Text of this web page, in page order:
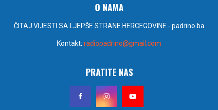
O NAMA
ČITAJ VIJESTI SA LJEPŠE STRANE HERCEGOVINE - padrino.ba
Kontakt: radiopadrino@gmail.com
PRATITE NAS